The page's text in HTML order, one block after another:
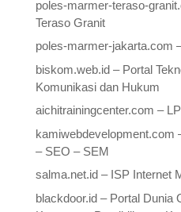
poles-marmer-teraso-
Teraso Granit
poles-marmer-jakarta.com
biskom.web.id – Portal
Komunikasi dan Hukum
aichitrainingcenter.com –
kamiwebdevelopment.com
– SEO – SEM
salma.net.id – ISP Internet
blackdoor.id – Portal Dunia